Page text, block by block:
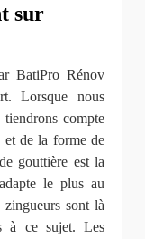
sur
BatiPro Rénov
Lorsque nous
compte
de la forme de
gouttière est la
le plus au
sont là
à ce sujet. Les